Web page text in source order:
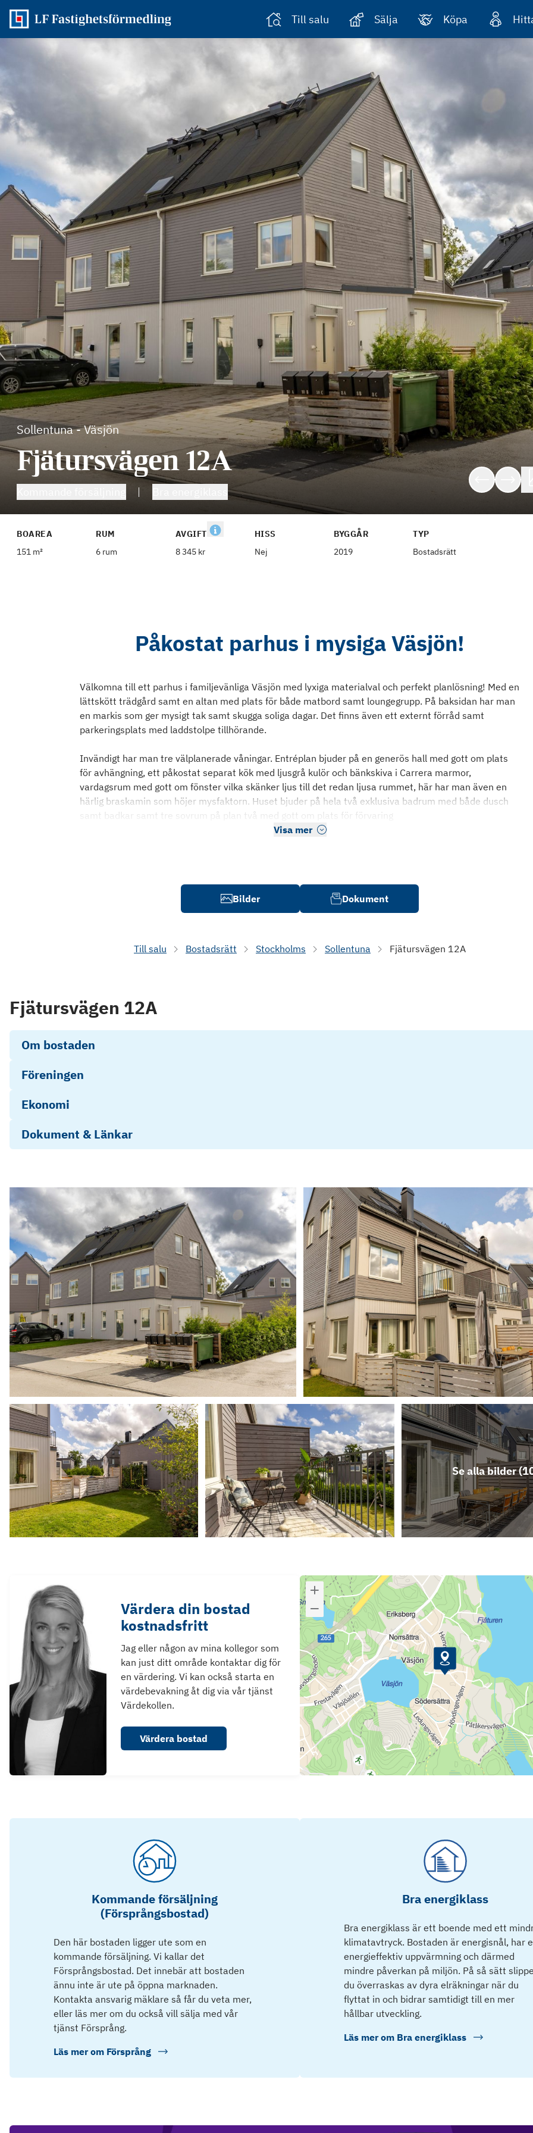
Till salu Sälja Köpa
Sollentuna-Väsjön
Fjätursvägen 12A
BOAREA
151 m²
RUM
6 rum
AVGIFT
8 345 kr
HISS
Nej
BYGGÅR
2019
TYP
Bostadsrätt
Påkostat parhus i mysiga Väsjön!
Välkomna till ett parhus i familjevänliga Väsjön med lyxiga materialval och perfekt planlösning! Med en
lättskött trädgård samt en altan med plats för både matbord samt loungegrupp. På baksidan har man
en markis som ger mysigt tak samt skugga soliga dagar. Det finns även ett externt förråd samt
parkeringsplats med laddstolpe tillhörande.
Invändigt har man tre välplanerade våningar. Entréplan bjuder på en generös hall med gott om plats
för avhängning, ett påkostat separat kök med ljusgrå kulör och bänkskiva i Carrera marmor,
vardagsrum med gott om fönster vilka skänker ljus till det redan ljusa rummet, här har man även en
härlig braskamin som höjer mysfaktorn. Huset bjuder på hela två exklusiva badrum med både dusch
samt badkar samt tre sovrum på plan två med gott om plats för förvaring
Visa mer
Bilder Dokument
Till salu Bostadsrätt Stockholms Sollentuna Fjätursvägen 12A
Fjätursvägen 12A
Om bostaden
Föreningen
Ekonomi
Dokument & Länkar
Se alla bilder (
Värdera din bostad
kostnadsfritt
Jag eller någon av mina kollegor som
kan just ditt område kontaktar dig för
en värdering. Vi kan också starta en
värdebevakning åt dig via vår tjänst
Värdekollen.
Värdera bostad
Kommande försäljning
(Försprångsbostad)
Den här bostaden ligger ute som en
kommande försäljning. Vi kallar det
Försprångsbostad. Det innebär att bostaden
ännu inte är ute på öppna marknaden.
Kontakta ansvarig mäklare så får du veta mer,
eller läs mer om du också vill sälja med vår
tjänst Försprång.
Läs mer om Försprång
Bra energiklass
Bra energiklass är ett boende med ett
klimatavtryck. Bostaden är energisnål, har
energieffektiv uppvärmning och därmed
mindre påverkan på miljön. På så sätt
du överraskas av dyra elräkningar när du
flyttat in och bidrar samtidigt till en mer
hållbar utveckling.
Läs mer om Bra energiklass